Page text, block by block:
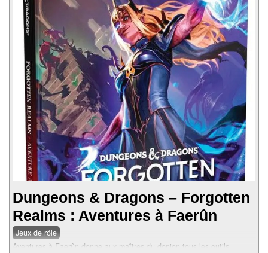
Dungeons & Dragons – Forgotten
Realms : Aventures à Faerûn
Jeux de rôle
Aventures à Faerûn donne aux maîtres du donjon tous les outils